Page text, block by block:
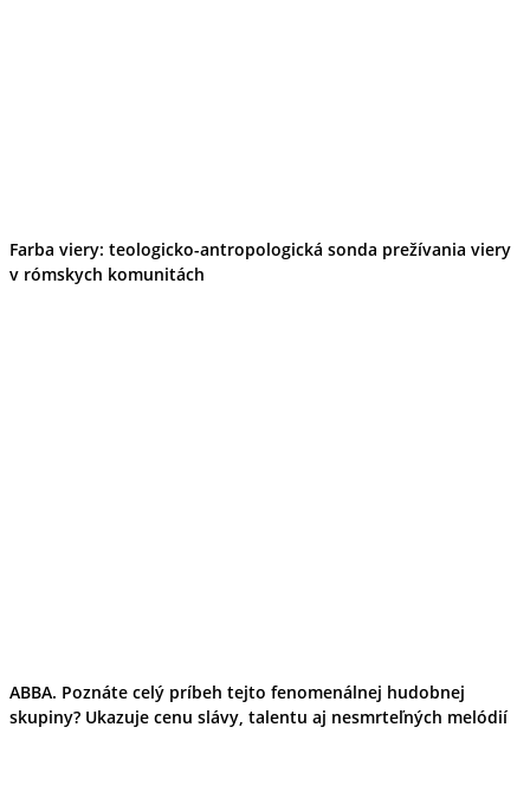
Farba viery: teologicko-antropologická sonda prežívania viery
v rómskych komunitách
ABBA. Poznáte celý príbeh tejto fenomenálnej hudobnej
skupiny? Ukazuje cenu slávy, talentu aj nesmrteľných melódií